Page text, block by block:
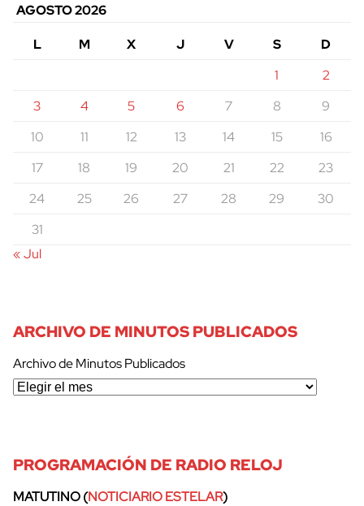
AGOSTO 2026
L
M X J V S
D
1
2
3
4 5 6 7 8
9
10
11 12 13 14 15
16
17
18 19 20 21 22
23
24
25 26 27 28 29
30
31
« Jul
ARCHIVO DE MINUTOS PUBLICADOS
Archivo de Minutos Publicados
PROGRAMACIÓN DE RADIO RELOJ
MATUTINO (NOTICIARIO ESTELAR)